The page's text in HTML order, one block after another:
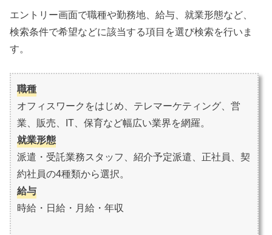
エントリー画面で職種や勤務地、給与、就業形態など、
検索条件で希望などに該当する項目を選び検索を行いま
す。
職種
オフィスワークをはじめ、テレマーケティング、営
業、販売、IT、保育など幅広い業界を網羅。
就業形態
派遣・受託業務スタッフ、紹介予定派遣、正社員、契
約社員の4種類から選択。
給与
時給・日給・月給・年収